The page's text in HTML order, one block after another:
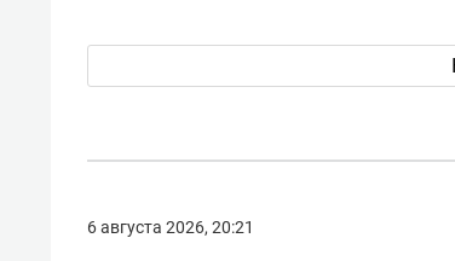
6 августа 2026, 20:21